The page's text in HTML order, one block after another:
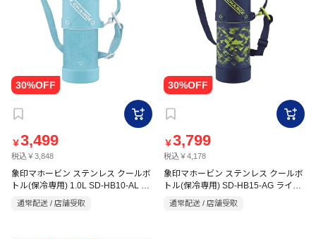
￥3,499
税込￥3,848
象印マホービン ステンレス クールボ
トル(保冷専用) 1.0L SD-HB10-AL ス
カイブルー
通常配送 / 店舗受取
￥3,799
税込￥4,178
象印マホービン ステンレス クールボ
トル(保冷専用) SD-HB15-AG ライム
ブルー
通常配送 / 店舗受取